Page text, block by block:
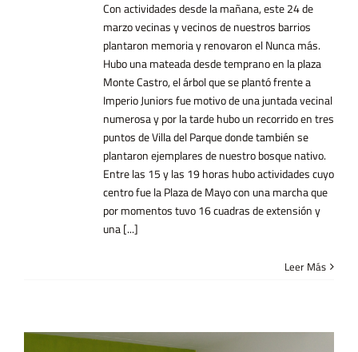
Con actividades desde la mañana, este 24 de
marzo vecinas y vecinos de nuestros barrios
plantaron memoria y renovaron el Nunca más.
Hubo una mateada desde temprano en la plaza
Monte Castro, el árbol que se plantó frente a
Imperio Juniors fue motivo de una juntada vecinal
numerosa y por la tarde hubo un recorrido en tres
puntos de Villa del Parque donde también se
plantaron ejemplares de nuestro bosque nativo.
Entre las 15 y las 19 horas hubo actividades cuyo
centro fue la Plaza de Mayo con una marcha que
por momentos tuvo 16 cuadras de extensión y
una [...]
Leer Más